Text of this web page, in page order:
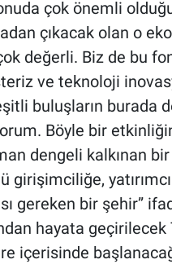
çok önemli
çıkacak olan o
değerli. Biz de bu
ve teknoloji
buluşların
Böyle bir
dengeli kalkınan
girişimciliğe,
gereken bir şehir”
hayata
içerisinde